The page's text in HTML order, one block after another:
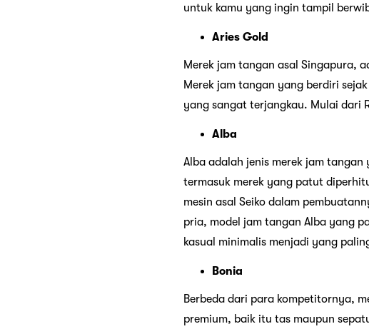
untuk kamu yang ingin tampil
Aries Gold
Merek jam tangan asal Singapura,
Merek jam tangan yang berdiri
yang sangat terjangkau. Mulai dari
Alba
Alba adalah jenis merek jam
termasuk merek yang patut
mesin asal Seiko dalam
pria, model jam tangan Alba yang
kasual minimalis
Bonia
Berbeda dari para kompetitornya,
premium, baik itu tas maupun